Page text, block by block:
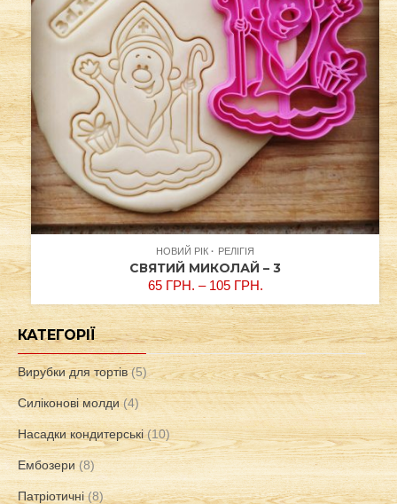
НОВИЙ РІК РЕЛІГІЯ
СВЯТИЙ МИКОЛАЙ – 3
65 ГРН. – 105 ГРН.
КАТЕГОРІЇ
Вирубки для тортів (5)
Силіконові молди (4)
Насадки кондитерські (10)
Ембозери (8)
Патріотичні (8)